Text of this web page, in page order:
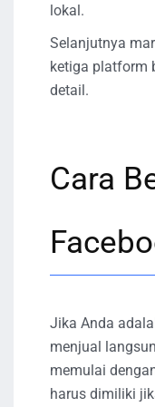
lokal.
Selanjutnya
ketiga platform
detail.
Cara
Jika Anda
menjual
memulai
harus dimiliki